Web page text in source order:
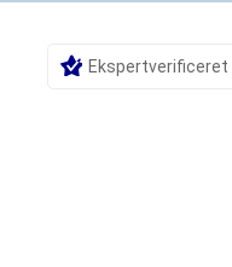
Ekspertverificeret